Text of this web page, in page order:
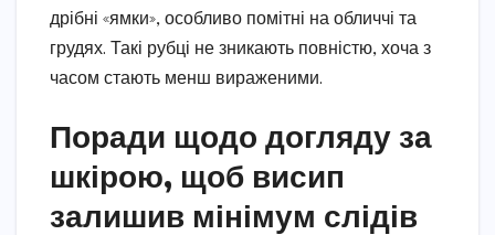
дрібні «ямки», особливо помітні на обличчі та
грудях. Такі рубці не зникають повністю, хоча з
часом стають менш вираженими.
Поради щодо догляду за
шкірою, щоб висип
залишив мінімум слідів